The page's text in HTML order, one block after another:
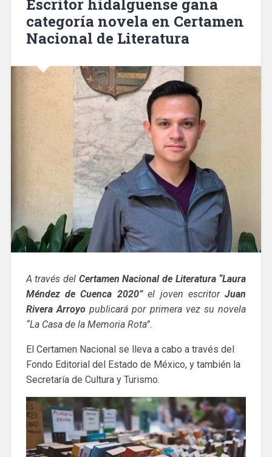
Escritor hidalguense gana
categoría novela en Certamen
Nacional de Literatura
A través del Certamen Nacional de Literatura “Laura
Méndez de Cuenca 2020”el joven escritorJuan
Rivera Arroyopublicará por primera vez su novela
“La Casa de la Memoria Rota”.
El Certamen Nacional se lleva a cabo a través del
Fondo Editorial del Estado de México, y también la
Secretaría de Cultura y Turismo.